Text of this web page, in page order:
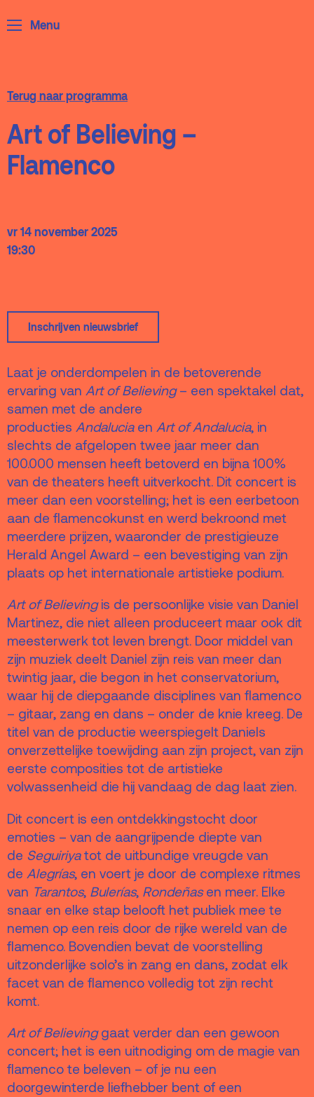
Menu
organiseren
Kerktuin Adres, route en
parkeren
Faciliteiten &
toegankelijkheid
Huisregels
& historie
& Logo’s
van Toezicht
Terug naar programma
Art of Believing –
Flamenco
vr 14 november 2025
19:30
Inschrijven nieuwsbrief
Laat je onderdompelen in de betoverende
ervaring van Art of Believing– een spektakel dat,
samen met de andere
producties Andaluciaen Art of Andalucia, in
slechts de afgelopen twee jaar meer dan
100.000 mensen heeft betoverd en bijna 100%
van de theaters heeft uitverkocht. Dit concert is
meer dan een voorstelling; het is een eerbetoon
aan de flamencokunst en werd bekroond met
meerdere prijzen, waaronder de prestigieuze
Herald Angel Award – een bevestiging van zijn
plaats op het internationale artistieke podium.
Art of Believingis de persoonlijke visie van Daniel
Martinez, die niet alleen produceert maar ook dit
meesterwerk tot leven brengt. Door middel van
zijn muziek deelt Daniel zijn reis van meer dan
twintig jaar, die begon in het conservatorium,
waar hij de diepgaande disciplines van flamenco
– gitaar, zang en dans – onder de knie kreeg. De
titel van de productie weerspiegelt Daniels
onverzettelijke toewijding aan zijn project, van zijn
eerste composities tot de artistieke
volwassenheid die hij vandaag de dag laat zien.
Dit concert is een ontdekkingstocht door
emoties – van de aangrijpende diepte van
de Seguiriyatot de uitbundige vreugde van
de Alegrías, en voert je door de complexe ritmes
van Tarantos, Bulerías, Rondeñasen meer. Elke
snaar en elke stap belooft het publiek mee te
nemen op een reis door de rijke wereld van de
flamenco. Bovendien bevat de voorstelling
uitzonderlijke solo’s in zang en dans, zodat elk
facet van de flamenco volledig tot zijn recht
komt.
Art of Believinggaat verder dan een gewoon
concert; het is een uitnodiging om de magie van
flamenco te beleven – of je nu een
doorgewinterde liefhebber bent of een